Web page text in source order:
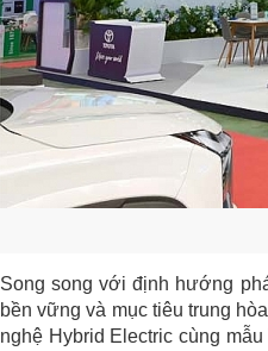
Song song với định hướng
bền vững và mục tiêu trung
nghệ Hybrid Electric cùng